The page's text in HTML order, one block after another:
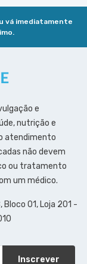
vá imediatamente
e
nutrição e
atendimento
não devem
ou tratamento
um médico.
Bloco 01, Loja 201 -
Inscrever